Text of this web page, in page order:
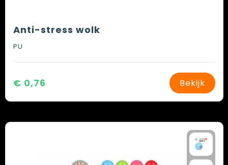
Anti-stress wolk
PU
€ 0,76 Bekijk